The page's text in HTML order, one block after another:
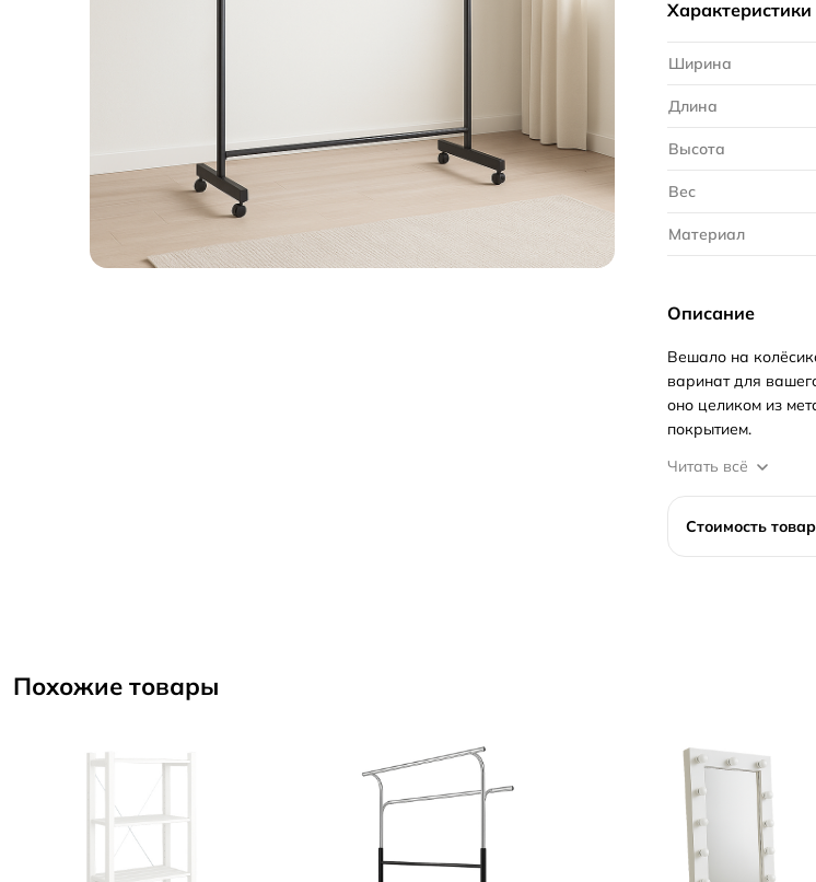
Характеристики
Ширина
Длина
Высота
Вес
Материал
Описание
Вешало на
варинат для
оно целиком из
покрытием.
Читать всё
Стоимость
Похожие товары